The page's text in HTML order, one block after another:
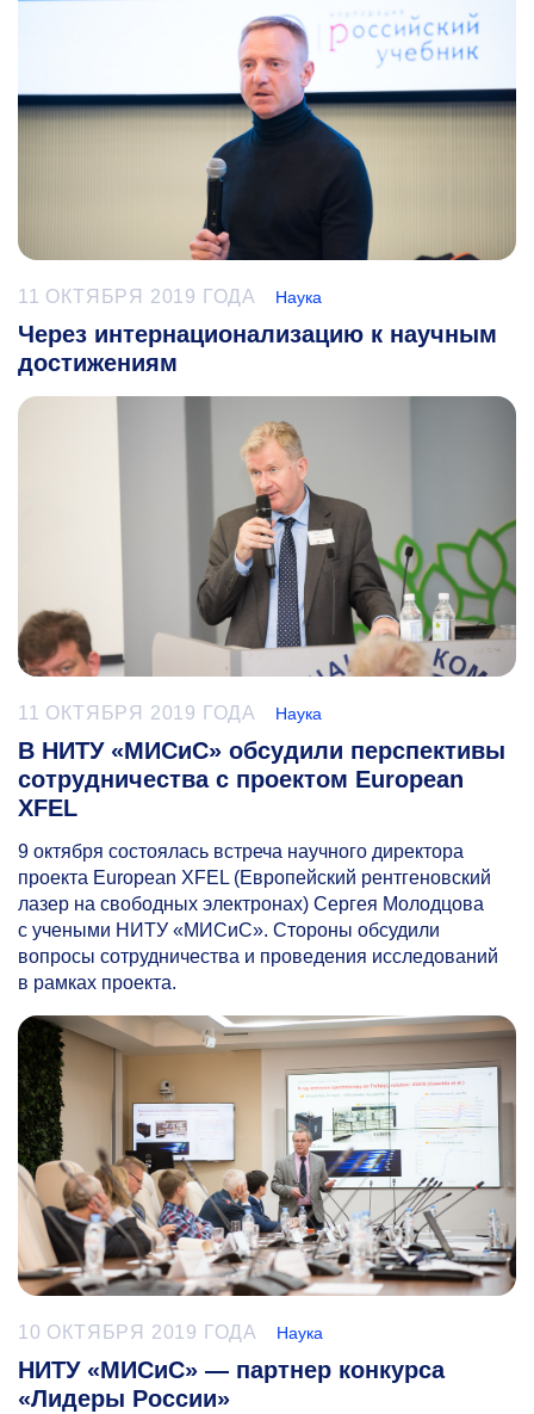
11 ОКТЯБРЯ 2019 ГОДА Наука
Через интернационализацию к научным
достижениям
11 ОКТЯБРЯ 2019 ГОДА Наука
В НИТУ «МИСиС» обсудили перспективы
сотрудничества с проектом European
XFEL
9 октября состоялась встреча научного директора
проекта European XFEL (Европейский рентгеновский
лазер на свободных электронах) Сергея Молодцова
с учеными НИТУ «МИСиС». Стороны обсудили
вопросы сотрудничества и проведения исследований
в рамках проекта.
10 ОКТЯБРЯ 2019 ГОДА Наука
НИТУ «МИСиС» — партнер конкурса
«Лидеры России»